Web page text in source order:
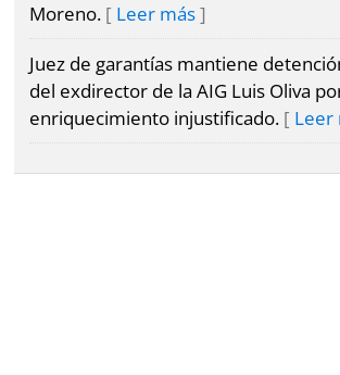
Moreno.
Leer más
Juez de garantías mantiene
del exdirector de la AIG Luis Oliva
enriquecimiento injustificado.
Leer